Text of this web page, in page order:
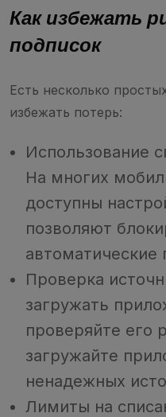
Как избежать
подписок
Есть несколько
избежать потерь:
Использование
На многих
доступны
позволяют
автоматические
Проверка
загружать
проверяйте его
загружайте
ненадежных
Лимиты на